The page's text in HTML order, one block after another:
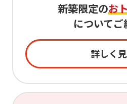
新築限定のお
についてご
詳しく